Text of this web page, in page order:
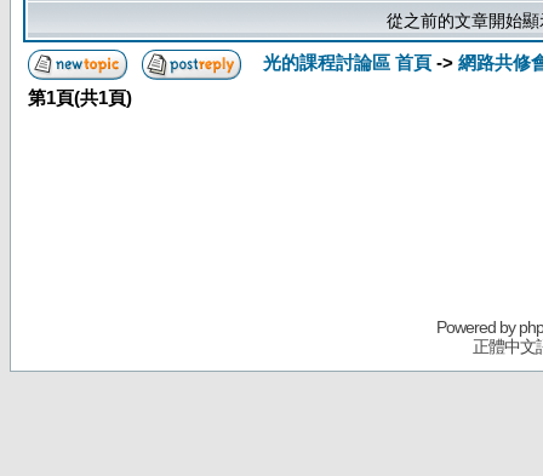
從之前的文章開始
光的課程討論區 首頁 -> 網路共修
第1頁(共1頁)
Powered by
正體中文